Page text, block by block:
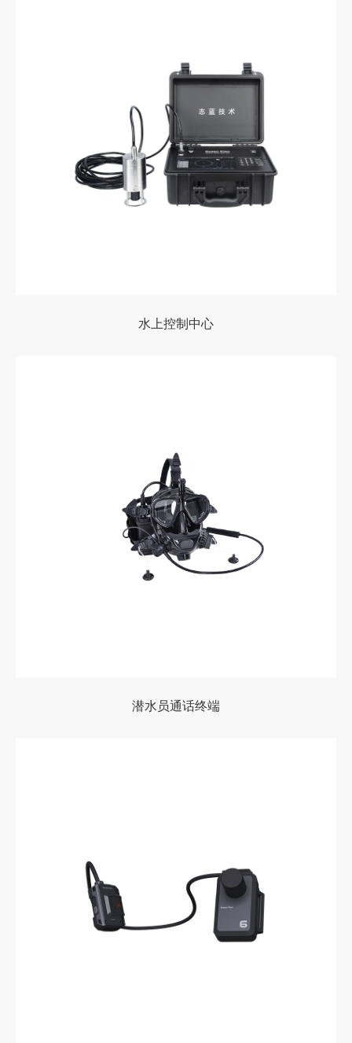
水上控制中心
潜水员通话终端